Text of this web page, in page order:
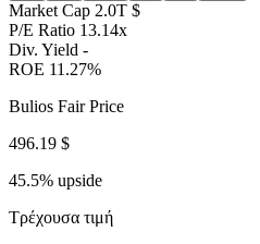
Market Cap 2.0T $
P/E Ratio 13.14x
Div. Yield -
ROE 11.27%
Bulios Fair Price
496.19 $
45.5% upside
Τρέχουσα τιμή